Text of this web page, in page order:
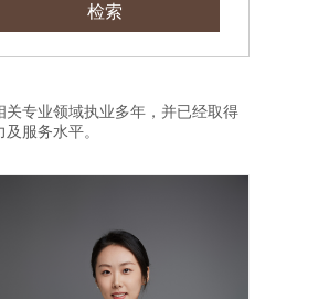
检索
专业领域执业多年，并已经取得
服务水平。